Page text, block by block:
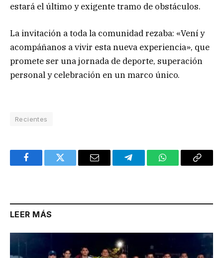
estará el último y exigente tramo de obstáculos.
La invitación a toda la comunidad rezaba: «Vení y
acompáñanos a vivir esta nueva experiencia», que
promete ser una jornada de deporte, superación
personal y celebración en un marco único.
Recientes
FacebookTwitter Email TelegramWhatsAppCopy
LEER MÁS